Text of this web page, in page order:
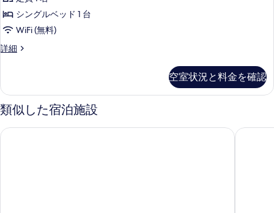
る
ア
シ
ン
グ
ル
ー
ム
の
シングルベッド 1 台
WiFi (無料)
詳細
ス
ア
シ
ン
ル
空室状況と料金を確認
類似した宿泊施設
ホテル アンティカ ボーシ